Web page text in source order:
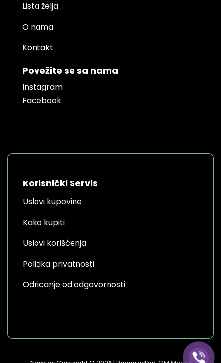
Lista želja
O nama
Kontakt
Povežite se sa nama
Instagram
Facebook
Korisnički Servis
Uslovi kupovine
Kako kupiti
Uslovi korišćenja
Politika privatnosti
Odricanje od odgovornosti